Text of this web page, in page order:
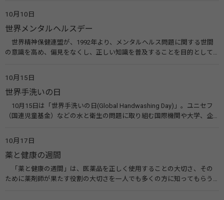
会）
10月10日
世界メンタルヘルスデー
世界精神保健連盟が、1992年より、メンタルヘルス問題に関する世間
の意識を高め、偏見をなくし、正しい知識を普及することを目的として、
す。 関連リンク 世界メンタルヘルスデー（厚生労働省） 働く人のメンタ
ルヘルス・ポータルサイト「こころの耳」（厚生労働省）
10月15日
世界手洗いの日
10月15日は「世界手洗いの日(Global Handwashing Day)」。ユニセフ
（国連児童基金）などの水と衛生の問題に取り組む国際機関や大学、企
10月17日
薬と健康の週間
「薬と健康の週間」は、医薬品を正しく使用することの大切さ、その
ために薬剤師が果たす役割の大切さを一人でも多くの方に知ってもらう